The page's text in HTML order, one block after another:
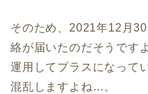
そのため、2021年12月
絡が届いたのだそうですよ
運用してプラスになって
混乱しますよね…。